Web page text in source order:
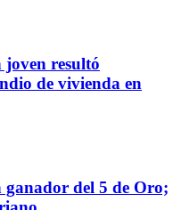
joven resultó
de vivienda en
del 5 de Oro;